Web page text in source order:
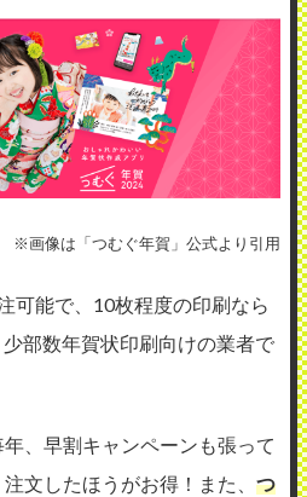
※画像は「つむぐ年賀」公式より引用
可能で、10枚程度の印刷なら
部数年賀状印刷向けの業者で
、早割キャンペーンも張って
文したほうがお得！また、 つ